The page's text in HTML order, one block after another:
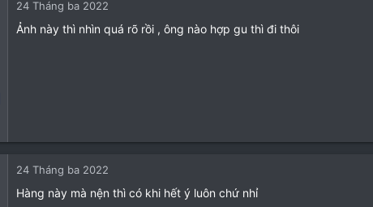
24 Tháng ba 2022
Ảnh này thì nhìn quá rõ rồi , ông nào hợp gu thì đi thôi
24 Tháng ba 2022
Hàng này mà nện thì có khi hết ý luôn chứ nhỉ